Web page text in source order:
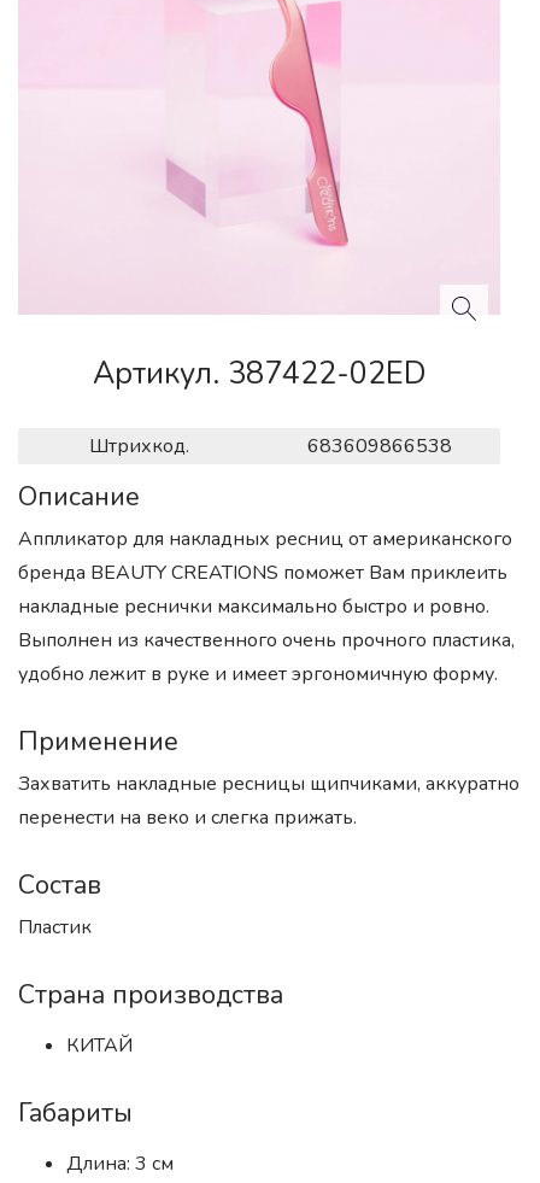
Артикул. 387422-02ED
Штрихкод. 683609866538
Описание
Аппликатор для накладных ресниц от американского
бренда BEAUTY CREATIONS поможет Вам приклеить
накладные реснички максимально быстро и ровно.
Выполнен из качественного очень прочного пластика,
удобно лежит в руке и имеет эргономичную форму.
Применение
Захватить накладные ресницы щипчиками, аккуратно
перенести на веко и слегка прижать.
Состав
Пластик
Страна производства
КИТАЙ
Габариты
Длина: 3 см